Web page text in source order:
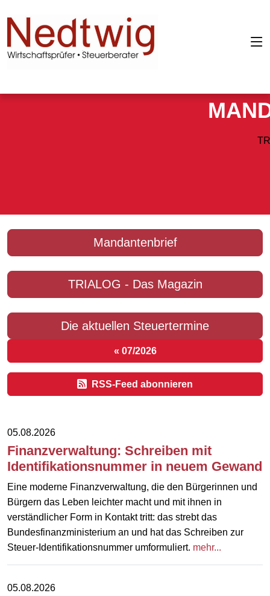
Mandantenbrief
TRIALOG - Das Magazin
Die aktuellen Steuertermine
« 07/2026
RSS-Feed abonnieren
05.08.2026
Finanzverwaltung: Schreiben mit
Identifikationsnummer in neuem Gewand
Eine moderne Finanzverwaltung, die den Bürgerinnen und
Bürgern das Leben leichter macht und mit ihnen in
verständlicher Form in Kontakt tritt: das strebt das
Bundesfinanzministerium an und hat das Schreiben zur
Steuer-Identifikationsnummer umformuliert. mehr...
05.08.2026